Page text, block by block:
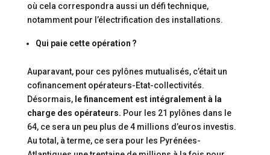
où cela correspondra aussi un défi technique,
notamment pour l’électrification des installations.
Qui paie cette opération ?
Auparavant, pour ces pylônes mutualisés, c’était un
cofinancement opérateurs-Etat-collectivités.
Désormais, le financement est intégralement à la
charge des opérateurs. Pour les 21 pylônes dans le
64, ce sera un peu plus de 4 millions d’euros investis.
Au total, à terme, ce sera pour les Pyrénées-